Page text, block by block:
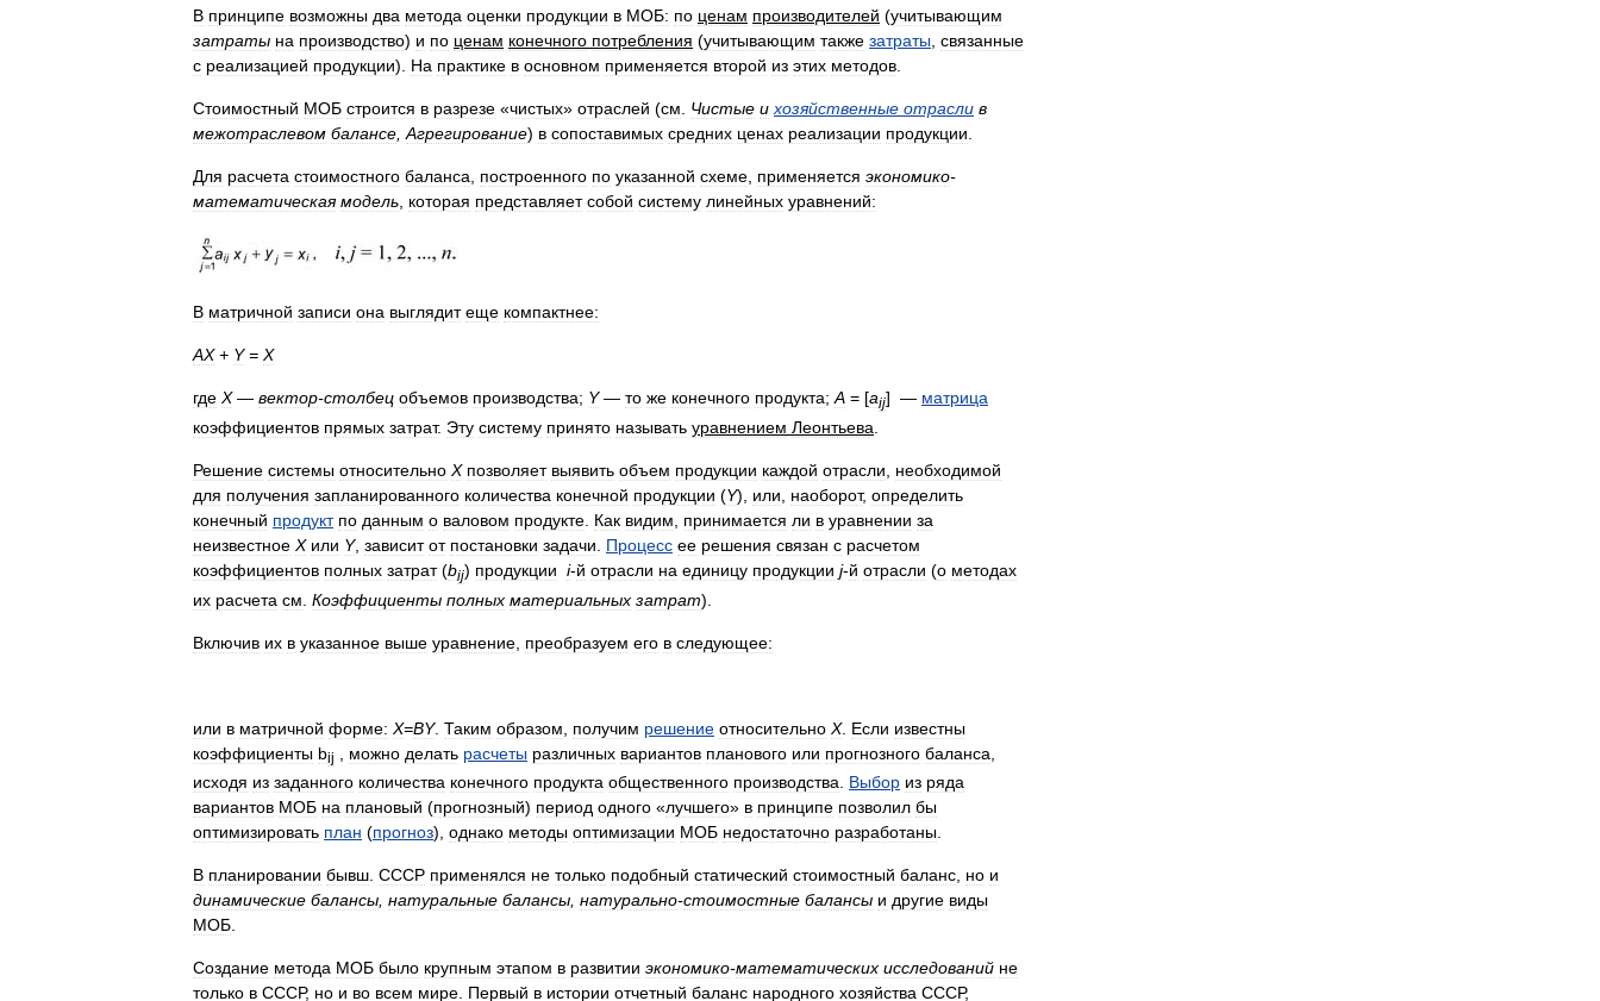
В принципе возможны два метода оценки продукции в МОБ: по ценам производителей (учитывающим
затраты на производство) и по ценам конечного потребления (учитывающим также затраты связанные
с реализацией продукции). На практике в основном применяется второй из этих методов
Стоимостный МОБ строится в разрезе «чистых» отраслей (см Чистые и хозяйственные отрасли в
межотраслевом балансе Агрегирование) в сопоставимых средних ценах реализации продукции
Для расчета стоимостного баланса построенного по указанной схеме применяется экономико-
математическая модель которая представляет собой систему линейных уравнений:
В матричной записи она выглядит еще компактнее:
AX+ Y= X
где X— вектор-столбец объемов производства; Y— то же конечного продукта; A = [aij] — матрица
коэффициентов прямых затрат. Эту систему принято называть уравнением Леонтьева
Решение системы относительно X позволяет выявить объем продукции каждой отрасли
необходимой
для получения запланированного количества конечной продукции (Y), или наоборот, определить
конечный продукт по данным о валовом продукте Как видим принимается ли в уравнении за
неизвестное X или Y, зависит от постановки задачи Процесс ее решения связан с расчетом
коэффициентов полных затрат(bij) продукции i-й отрасли на единицу продукции j-й отрасли (о методах
их расчета см Коэффициенты полных материальных затрат).
Включив их в указанное выше уравнение преобразуем его в следующее:
или в матричной форме: X=BY. Таким образом получим решение относительно X. Если известны
коэффициенты bij можно делать расчеты различных вариантов планового или прогнозного баланса
исходя из заданного количества конечного продукта общественного производства. Выбор из ряда
вариантов МОБ на плановый (прогнозный) период одного «лучшего» в принципе позволил бы
оптимизировать план (прогноз), однако методы оптимизации МОБ недостаточно разработаны.
В планировании бывш. СССР применялся не только подобный статический стоимостный баланс, но и
динамические балансы, натуральные балансы, натурально-стоимостные балансы и другие виды
МОБ.
Создание метода МОБ было крупным этапом в развитии экономико-математических исследований не
только в СССР, но и во всем мире. Первый в истории отчетный баланс народного хозяйства СССР,